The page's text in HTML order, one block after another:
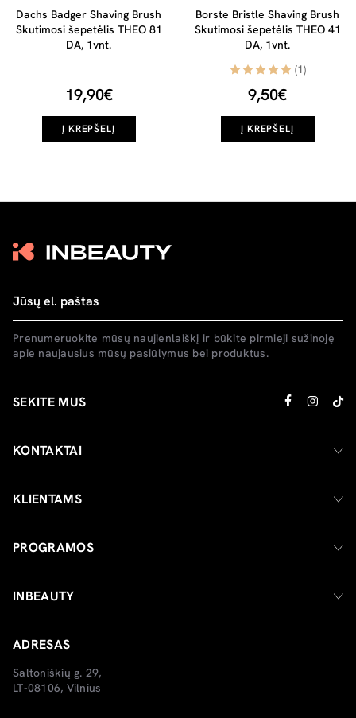
Dachs Badger Shaving Brush
Skutimosi šepetėlis THEO 81
DA, 1vnt.
19,90€
Į KREPŠELĮ
Borste Bristle Shaving Brush
Skutimosi šepetėlis THEO 41
DA, 1vnt.
(1)
9,50€
Į KREPŠELĮ
Prenumeruokite mūsų naujienlaiškį ir būkite pirmieji sužinoję
apie naujausius mūsų pasiūlymus bei produktus.
SEKITE MUS
KONTAKTAI
KLIENTAMS
PROGRAMOS
INBEAUTY
ADRESAS
Saltoniškių g. 29,
LT-08106, Vilnius